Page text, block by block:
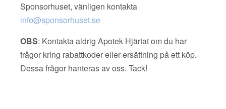
Sponsorhuset, vänligen kontakta
info@sponsorhuset.se
OBS: Kontakta aldrig Apotek Hjärtat om du har
frågor kring rabattkoder eller ersättning på ett köp.
Dessa frågor hanteras av oss. Tack!